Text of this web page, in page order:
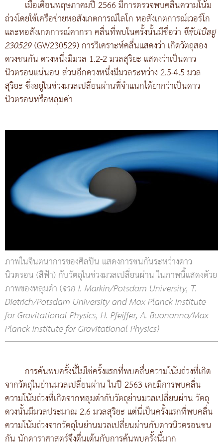
เมื่อเดือนพฤษภาคมปี 2566 มีการตรวจพบคลื่นความโน้ม
ถ่วงโดยใช้เครือข่ายหอสังเกตการณ์ไลโก หอสังเกตการณ์เวอร์โก
และหอสังเกตการณ์คากรา คลื่นที่พบในครั้งนั้นมีชื่อว่า จีดับเบิลยู
230529(GW230529) การวิเคราะห์คลื่นแสดงว่า เกิดวัตถุสอง
ดวงชนกัน ดวงหนึ่งมีมวล 1.2-2 มวลสุริยะ แสดงว่าเป็นดาว
นิวตรอนแน่นอน ส่วนอีกดวงหนึ่งมีมวลระหว่าง 2.5-4.5 มวล
สุริยะ ซึ่งอยู่ในช่วงมวลเปลี่ยนผ่านที่จำแนกได้ยากว่าเป็นดาว
นิวตรอนหรือหลุมดำ
ภาพในจินตนาการของศิลปิน แสดงการชนกันระหว่างดาว
นิวตรอน (สีฟ้า) กับวัตถุในช่วงมวลเปลี่ยนผ่าน ในภาพนี้แสดงด้วย
ภาพของหลุมดำ (จาก I. Markin/Potsdam University, T.
Dietrich/Potsdam University and Max Planck Institute
for Gravitational Physics, H. Pfeiffer, A. Buonanno/Max
Planck Institute for Gravitational Physics)
การค้นพบครั้งนี้ไม่ใช่ครั้งแรกที่พบคลื่นความโน้มถ่วงที่เกิด
จากวัตถุในย่านมวลเปลี่ยนผ่าน ในปี 2563 เคยมีการพบคลื่น
ความโน้มถ่วงที่เกิดจากหลุมดำกับวัตถุย่านมวลเปลี่ยนผ่าน วัตถุ
ดวงนั้นมีมวลประมาณ 2.6 มวลสุริยะ แต่นี่เป็นครั้งแรกที่พบคลื่น
ความโน้มถ่วงจากวัตถุในย่านมวลเปลี่ยนผ่านกับดาวนิวตรอนชน
กัน นักดาราศาสตร์จึงตื่นเต้นกับการค้นพบครั้งนี้มาก